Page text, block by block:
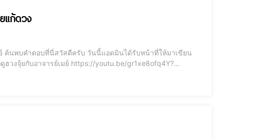
แก้ดวง​